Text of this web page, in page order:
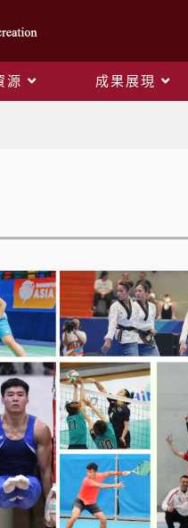
源 成果展現